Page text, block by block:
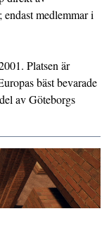
medlemmar i
Platsen är
bäst bevarade
av Göteborgs